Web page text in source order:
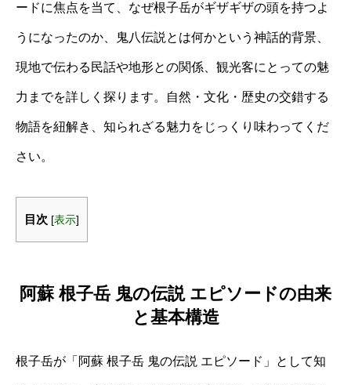
ードに焦点を当て、なぜ根子岳がギザギザの頭を持つよ
うになったのか、鬼八伝説とは何かという神話的背景、
現地で伝わる民話や地形との関係、観光客にとっての魅
力までを詳しく探ります。自然・文化・歴史の交錯する
物語を紐解き、知られざる魅力をじっくり味わってくだ
さい。
目次 [表示]
阿蘇 根子岳 鬼の伝説 エピソードの由来
と基本構造
根子岳が「阿蘇 根子岳 鬼の伝説 エピソード」として知